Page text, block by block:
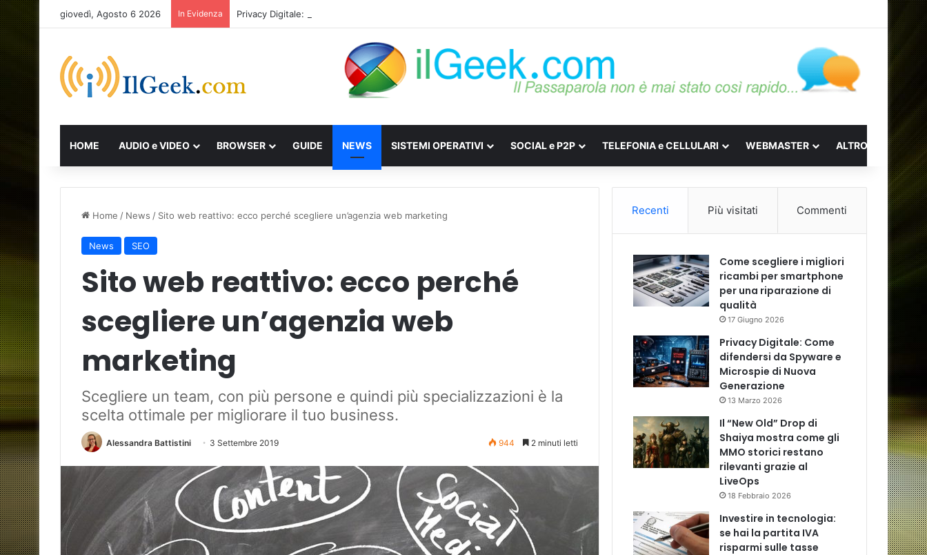
giovedì, Agosto 6 2026 In Evidenza Privacy Digitale: Come difendersi da Spyware e Microspie di Nuova Generazione
HOME AUDIO e VIDEO BROWSER GUIDE NEWS SISTEMI OPERATIVI SOCIAL e P2P TELEFONIA e CELLULARI WEBMASTER ALTRO
Home / News / Sito web reattivo: ecco perché scegliere un’agenzia web marketing
News SEO
Sito web reattivo: ecco perché
scegliere un’agenzia web
marketing
Scegliere un team, con più persone e quindi più specializzazioni è la
scelta ottimale per migliorare il tuo business.
Alessandra Battistini 3 Settembre 2019 944 2 minuti letti
Recenti Più visitati Commenti
Come scegliere i migliori
ricambi per smartphone
per una riparazione di
qualità
17 Giugno 2026
Privacy Digitale: Come
difendersi da Spyware e
Microspie di Nuova
Generazione
13 Marzo 2026
Il “New Old” Drop di
Shaiya mostra come gli
MMO storici restano
rilevanti grazie al
LiveOps
18 Febbraio 2026
Investire in tecnologia:
se hai la partita IVA
risparmi sulle tasse